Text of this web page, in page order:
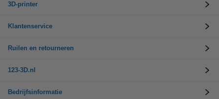
3D-printer
Klantenservice
Ruilen en retourneren
123-3D.nl
Bedrijfsinformatie